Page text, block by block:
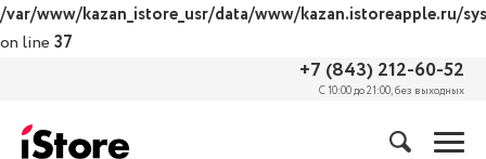
/var/www/kazan_istore_usr/data/www/kazan.istoreapple.ru/
on line 37
+7 (843) 212-60-52
С 10:00 до 21:00, без выходных